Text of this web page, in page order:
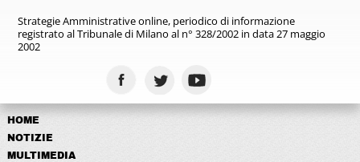
Strategie Amministrative online, periodico di informazione
registratoal Tribunale di Milano al n° 328/2002 in data 27 maggio
2002
HOME
NOTIZIE
MULTIMEDIA